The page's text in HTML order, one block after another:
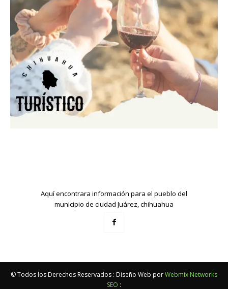
Aquí encontrara información para el pueblo del
municipio de ciudad Juárez, chihuahua
© Todos los Derechos Reservados : Diseño Web porWebmix Networks
SEO :